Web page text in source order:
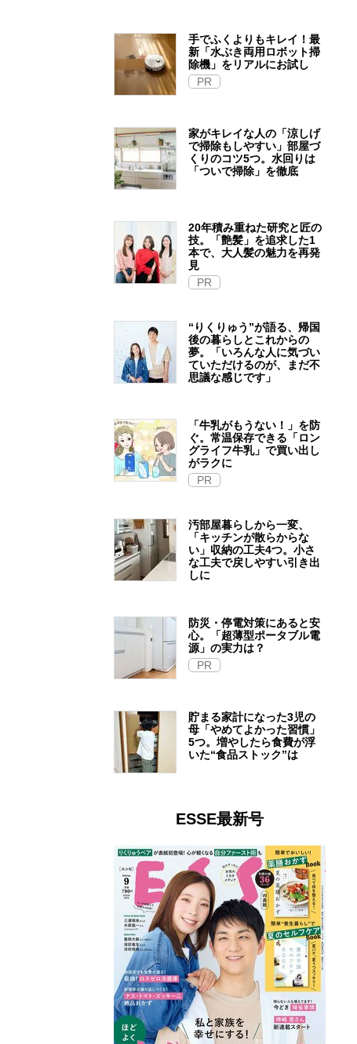
手でふくよりもキレイ！最
新「水ぶき両用ロボット掃
除機」をリアルにお試し
PR
家がキレイな人の「涼しげ
で掃除もしやすい」部屋づ
くりのコツ5つ。水回りは
「ついで掃除」を徹底
20年積み重ねた研究と匠の
技。「艶髪」を追求した1
本で、大人髪の魅力を再発
見
PR
“りくりゅう”が語る、帰国
後の暮らしとこれからの
夢。「いろんな人に気づい
ていただけるのが、まだ不
思議な感じです」
「牛乳がもうない！」を防
ぐ。常温保存できる「ロン
グライフ牛乳」で買い出し
がラクに
PR
汚部屋暮らしから一変、
「キッチンが散らからな
い」収納の工夫4つ。小さ
な工夫で戻しやすい引き出
しに
防災・停電対策にあると安
心。「超薄型ポータブル電
源」の実力は？​
PR
貯まる家計になった3児の
母「やめてよかった習慣」
5つ。増やしたら食費が浮
いた“食品ストック”は
ESSE最新号